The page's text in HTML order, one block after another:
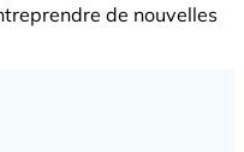
de nouvelles